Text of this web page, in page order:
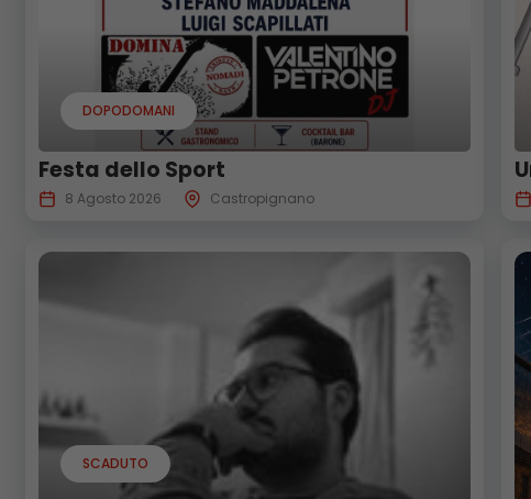
DOPODOMANI
Festa dello Sport
8 Agosto 2026 Castropignano
SCADUTO